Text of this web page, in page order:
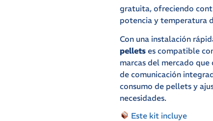
gratuita, ofreciendo
potencia y temperatura
Con una instalación
pellets es compatible
marcas del mercado
de comunicación
consumo de pellets y
necesidades.
Este kit incluye